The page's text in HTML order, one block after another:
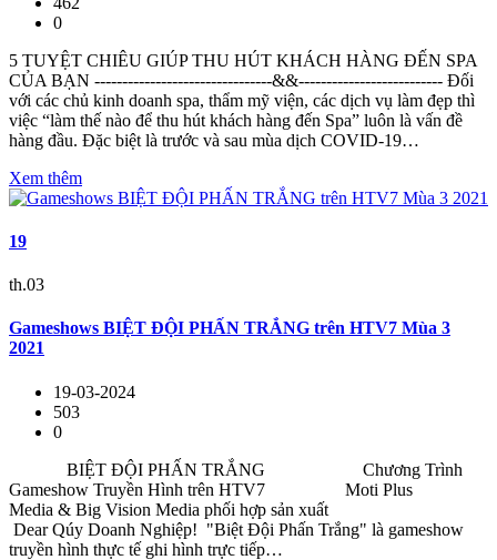
0
5 TUYỆT CHIÊU GIÚP THU HÚT KHÁCH HÀNG ĐẾN SPA
CỦA BẠN --------------------------------&&-------------------------- Đối
với các chủ kinh doanh spa, thẩm mỹ viện, các dịch vụ làm đẹp thì
việc “làm thế nào để thu hút khách hàng đến Spa” luôn là vấn đề
hàng đầu. Đặc biệt là trước và sau mùa dịch COVID-19…
Xem thêm
19
th.03
Gameshows BIỆT ĐỘI PHẤN TRẮNG trên HTV7 Mùa 3
2021
19-03-2024
503
0
BIỆT ĐỘI PHẤN TRẮNG Chương Trình
Gameshow Truyền Hình trên HTV7 Moti Plus
Media & Big Vision Media phối hợp sản xuất
Dear Qúy Doanh Nghiệp! "Biệt Đội Phấn Trắng" là gameshow
truyền hình thực tế ghi hình trực tiếp…